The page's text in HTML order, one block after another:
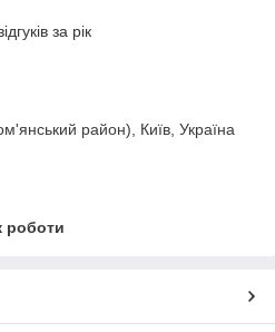
за рік
район), Київ, Україна
роботи